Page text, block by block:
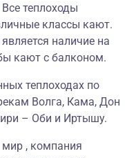
теплоходы
классы кают.
наличие на
кают с балконом.
теплоходах по
Волга, Кама, Дон
– Оби и Иртышу.
, компания